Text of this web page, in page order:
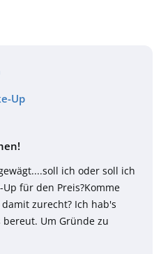
Up
ich oder soll ich
für den Preis?Komme
zurecht? Ich hab's
Um Gründe zu